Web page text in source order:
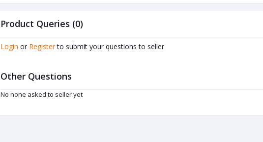
Product Queries (0)
Login or Register to submit your questions to seller
Other Questions
No none asked to seller yet